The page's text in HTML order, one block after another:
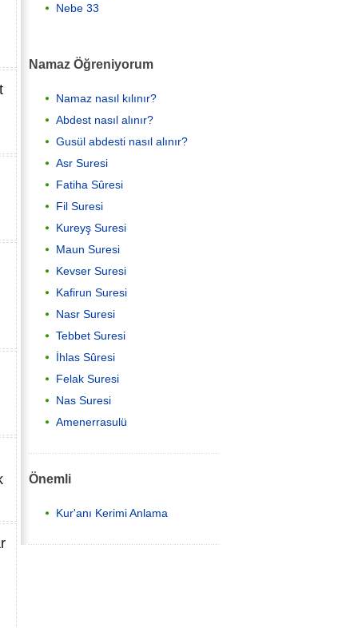
Nebe 33
Namaz Öğreniyorum
Namaz nasıl kılınır?
Abdest nasıl alınır?
Gusül abdesti nasıl alınır?
Asr Suresi
Fatiha Sûresi
Fil Suresi
Kureyş Suresi
Maun Suresi
Kevser Suresi
Kafirun Suresi
Nasr Suresi
Tebbet Suresi
İhlas Sûresi
Felak Suresi
Nas Suresi
Amenerrasulü
Önemli
Kur'anı Kerimi Anlama